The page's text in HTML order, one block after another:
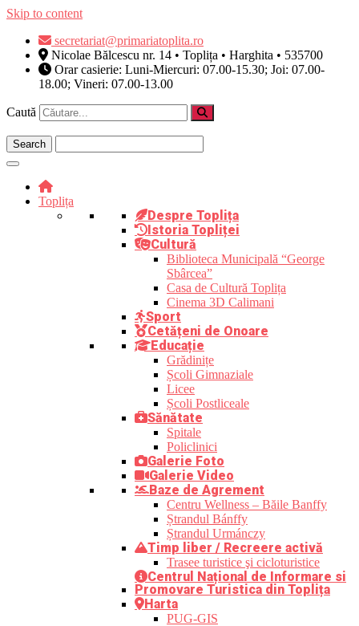
Skip to content
secretariat@primariatoplita.ro
Nicolae Bălcescu nr. 14 • Toplița • Harghita • 535700
Orar casierie: Luni-Miercuri: 07.00-15.30; Joi: 07.00-
18.00; Vineri: 07.00-13.00
Caută
Toplița
Despre Toplița
Istoria Topliței
Cultură
Biblioteca Municipală “George
Sbârcea”
Casa de Cultură Toplița
Cinema 3D Calimani
Sport
Cetățeni de Onoare
Educație
Grădinițe
Școli Gimnaziale
Licee
Școli Postliceale
Sănătate
Spitale
Policlinici
Galerie Foto
Galerie Video
Baze de Agrement
Centru Wellness – Băile Banffy
Ștrandul Bánffy
Ștrandul Urmánczy
Timp liber / Recreere activă
Trasee turistice şi cicloturistice
Centrul Național de Informare si
Promovare Turistica din Toplița
Harta
PUG-GIS